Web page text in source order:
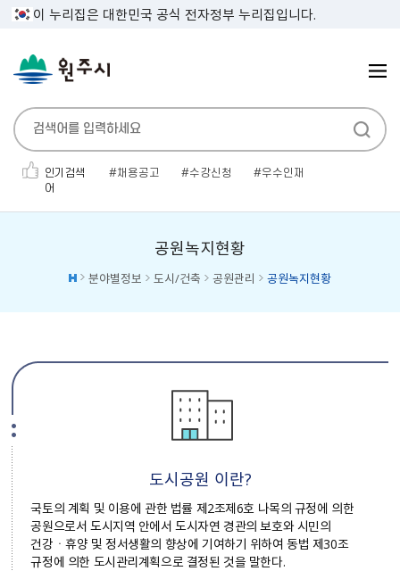
이 누리집은 대한민국 공식 전자정부 누리집입니다.
인기검색
어
채용공고 수강신청
우수인재
공원녹지현황
분야별정보 도시/건축 공원관리 공원녹지현황
도시공원 이란?
국토의 계획 및 이용에 관한 법률 제2조제6호 나목의 규정에 의한
공원으로서 도시지역 안에서 도시자연 경관의 보호와 시민의
건강ㆍ휴양 및 정서생활의 향상에 기여하기 위하여 동법 제30조
규정에 의한 도시관리계획으로 결정된 것을 말한다.